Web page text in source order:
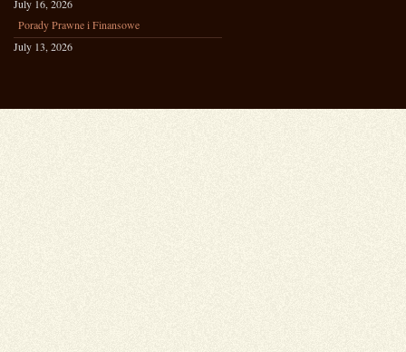
July 16, 2026
Porady Prawne i Finansowe
July 13, 2026